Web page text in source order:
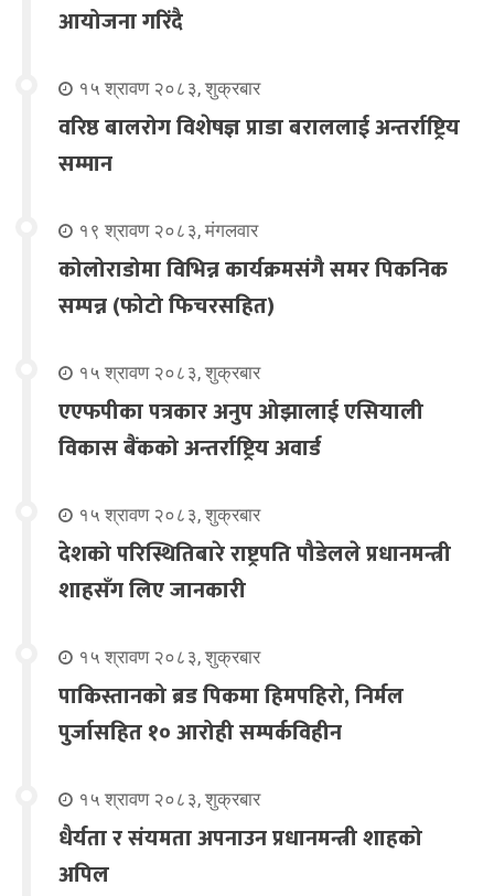
आयोजना गरिंदै
१५ श्रावण २०८३, शुक्रबार
वरिष्ठ बालरोग विशेषज्ञ प्राडा बराललाई अन्तर्राष्ट्रिय
सम्मान
१९ श्रावण २०८३, मंगलवार
कोलोराडोमा विभिन्न कार्यक्रमसंगै समर पिकनिक
सम्पन्न (फोटो फिचरसहित)
१५ श्रावण २०८३, शुक्रबार
एएफपीका पत्रकार अनुप ओझालाई एसियाली
विकास बैंकको अन्तर्राष्ट्रिय अवार्ड
१५ श्रावण २०८३, शुक्रबार
देशको परिस्थितिबारे राष्ट्रपति पौडेलले प्रधानमन्त्री
शाहसँग लिए जानकारी
१५ श्रावण २०८३, शुक्रबार
पाकिस्तानको ब्रड पिकमा हिमपहिरो, निर्मल
पुर्जासहित १० आरोही सम्पर्कविहीन
१५ श्रावण २०८३, शुक्रबार
धैर्यता र संयमता अपनाउन प्रधानमन्त्री शाहको
अपिल